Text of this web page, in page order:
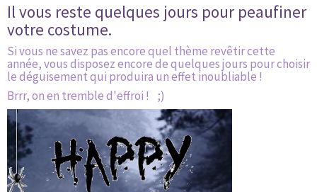
Il vous reste quelques jours pour peaufiner
votre costume.
Si vous ne savez pas encore quel thème revêtir cette
année, vous disposez encore de quelques jours pour choisir
le déguisement qui produira un effet inoubliable !
Brrr, on en tremble d'effroi ! ;)